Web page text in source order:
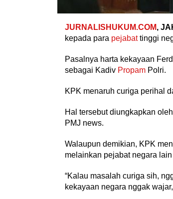
JURNALISHUKUM.COM,
kepada para pejabattinggi
Pasalnya harta kekayaan
sebagai Kadiv PropamPolri.
KPK menaruh curiga perihal
Hal tersebut diungkapkan
PMJ news.
Walaupun demikian, KPK
melainkan pejabat negara
“Kalau masalah curiga sih,
kekayaan negara nggak